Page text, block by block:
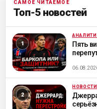
САМОЕ ЧИТАЕМОЕ
Топ-5 новостей
ML
Пять
ML